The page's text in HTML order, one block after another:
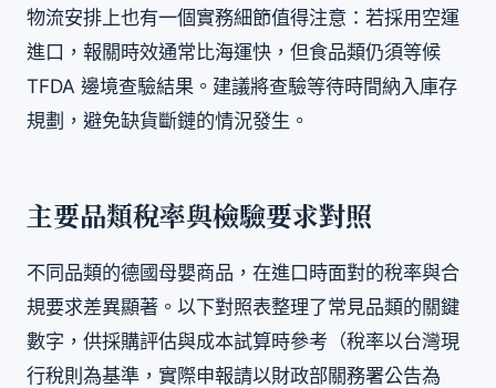
物流安排上也有一個實務細節值得注意：若採用空運
進口，報關時效通常比海運快，但食品類仍須等候
TFDA 邊境查驗結果。建議將查驗等待時間納入庫存
規劃，避免缺貨斷鏈的情況發生。
主要品類稅率與檢驗要求對照
不同品類的德國母嬰商品，在進口時面對的稅率與合
規要求差異顯著。以下對照表整理了常見品類的關鍵
數字，供採購評估與成本試算時參考（稅率以台灣現
行稅則為基準，實際申報請以財政部關務署公告為